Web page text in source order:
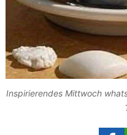
Inspirierendes Mittwoch